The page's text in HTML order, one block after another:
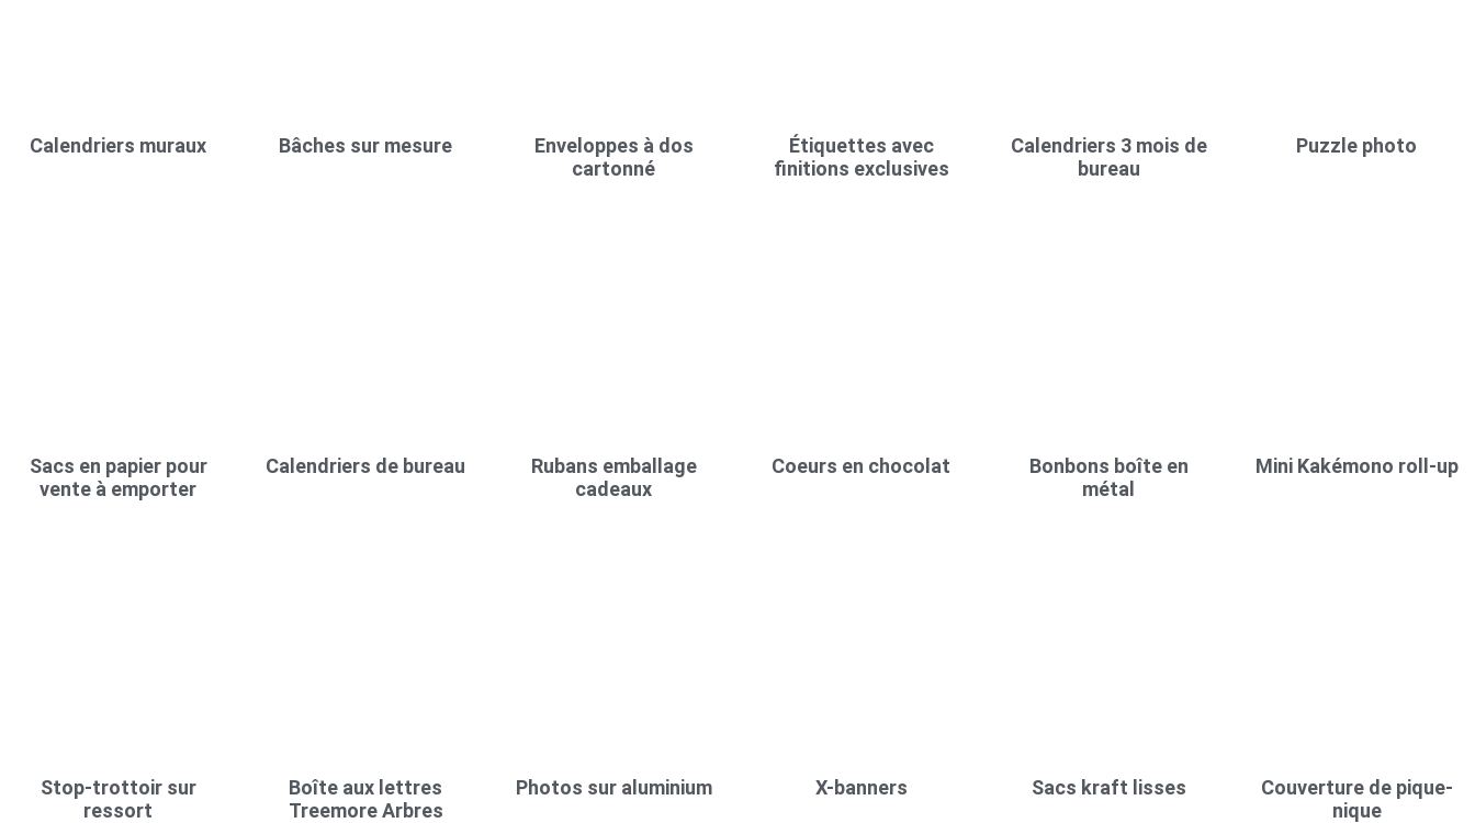
Calendriers muraux Bâches sur mesure
Enveloppes à dos
cartonné
Étiquettes avec
finitions exclusives
Calendriers 3 mois de
bureau
Puzzle photo
Sacs en papier pour
vente à emporter
Calendriers de bureau
Rubans emballage
cadeaux
Coeurs en chocolat
Bonbons boîte en
métal
Mini Kakémono roll-up
Stop-trottoir sur
ressort
Boîte aux lettres
Treemore Arbres
Photos sur aluminium X-banners Sacs kraft lisses
Couverture de pique-
nique